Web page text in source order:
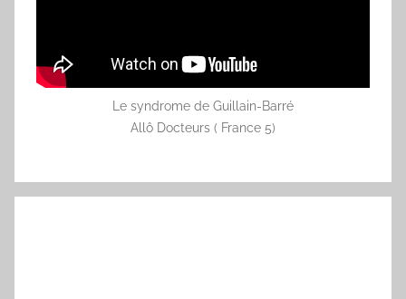
Le syndrome de Guillain-Barré
Allô Docteurs ( France 5)